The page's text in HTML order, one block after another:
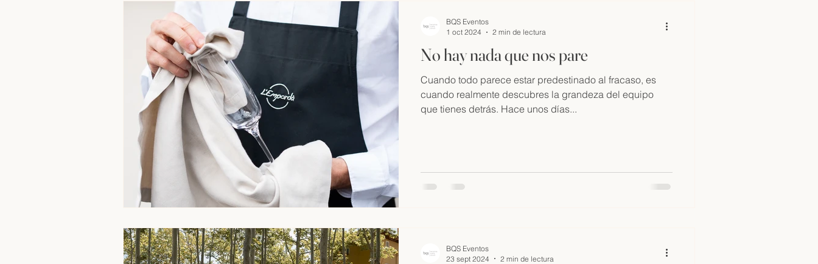
No hay nada que nos pare
Cuando todo parece estar predestinado al fracaso, es
cuando realmente descubres la grandeza del equipo
que tienes detrás. Hace unos días...
BQS Eventos
1 oct 2024
2 min de lectura
BQS Eventos
23 sept 2024
2 min de lectura